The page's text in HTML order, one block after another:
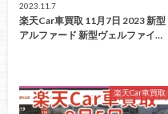
2023.11.7
楽天Car車買取 11月7日 2023 新型
アルファード 新型ヴェルファイ…
楽天Car車買取